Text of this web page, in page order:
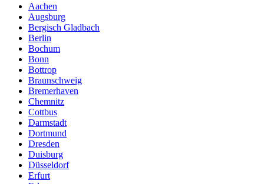
Aachen
Augsburg
Bergisch Gladbach
Berlin
Bochum
Bonn
Bottrop
Braunschweig
Bremerhaven
Chemnitz
Cottbus
Darmstadt
Dortmund
Dresden
Duisburg
Düsseldorf
Erfurt